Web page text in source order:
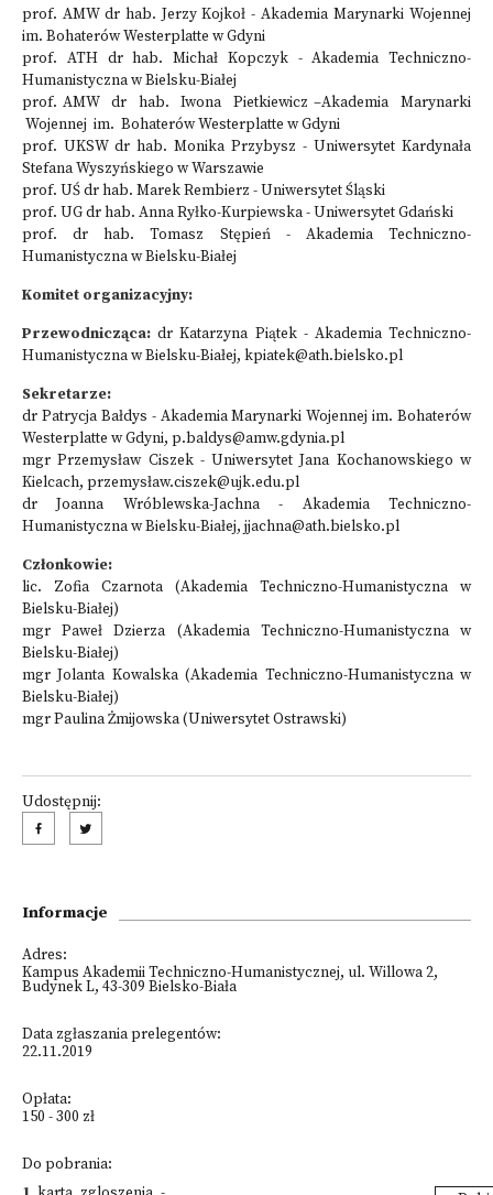
prof. AMW dr hab. Jerzy Kojkoł - Akademia Marynarki Wojennej
im. Bohaterów Westerplatte w Gdyni
prof. ATH dr hab. Michał Kopczyk - Akademia Techniczno-
Humanistyczna w Bielsku-Białej
prof. AMW dr hab. Iwona Pietkiewicz –Akademia Marynarki
Wojennej im. Bohaterów Westerplatte w Gdyni
prof. UKSW dr hab. Monika Przybysz - Uniwersytet Kardynała
Stefana Wyszyńskiego w Warszawie
prof. UŚ dr hab. Marek Rembierz - Uniwersytet Śląski
prof. UG dr hab. Anna Ryłko-Kurpiewska - Uniwersytet Gdański
prof. dr hab. Tomasz Stępień - Akademia Techniczno-
Humanistyczna w Bielsku-Białej
Komitet organizacyjny:
Przewodnicząca: dr Katarzyna Piątek - Akademia Techniczno-
Humanistyczna w Bielsku-Białej, kpiatek@ath.bielsko.pl
Sekretarze:
dr Patrycja Bałdys - Akademia Marynarki Wojennej im. Bohaterów
Westerplatte w Gdyni, p.baldys@amw.gdynia.pl
mgr Przemysław Ciszek - Uniwersytet Jana Kochanowskiego w
Kielcach, przemysław.ciszek@ujk.edu.pl
dr Joanna Wróblewska-Jachna - Akademia Techniczno-
Humanistyczna w Bielsku-Białej, jjachna@ath.bielsko.pl
Członkowie:
lic. Zofia Czarnota (Akademia Techniczno-Humanistyczna w
Bielsku-Białej)
mgr Paweł Dzierza (Akademia Techniczno-Humanistyczna w
Bielsku-Białej)
mgr Jolanta Kowalska (Akademia Techniczno-Humanistyczna w
Bielsku-Białej)
mgr Paulina Żmijowska (Uniwersytet Ostrawski)
Udostępnij:
Informacje
Adres:
Kampus Akademii Techniczno-Humanistycznej, ul. Willowa 2,
Budynek L, 43-309 Bielsko-Biała
Data zgłaszania prelegentów:
22.11.2019
Opłata:
150 - 300 zł
Do pobrania: